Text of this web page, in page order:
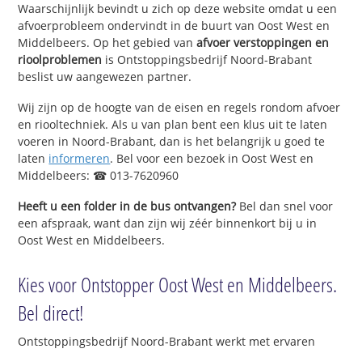
Waarschijnlijk bevindt u zich op deze website omdat u een
afvoerprobleem ondervindt in de buurt van Oost West en
Middelbeers. Op het gebied vanafvoer verstoppingen en
rioolproblemen is Ontstoppingsbedrijf Noord-Brabant
beslist uw aangewezen partner.
Wij zijn op de hoogte van de eisen en regels rondom afvoer
en riooltechniek. Als u van plan bent een klus uit te laten
voeren in Noord-Brabant, dan is het belangrijk u goed te
laten informeren. Bel voor een bezoek in Oost West en
Middelbeers: ☎ 013-7620960
Heeft u een folder in de bus ontvangen?Bel dan snel voor
een afspraak, want dan zijn wij zéér binnenkort bij u in
Oost West en Middelbeers.
Kies voor Ontstopper Oost West en Middelbeers.
Bel direct!
Ontstoppingsbedrijf Noord-Brabant werkt met ervaren